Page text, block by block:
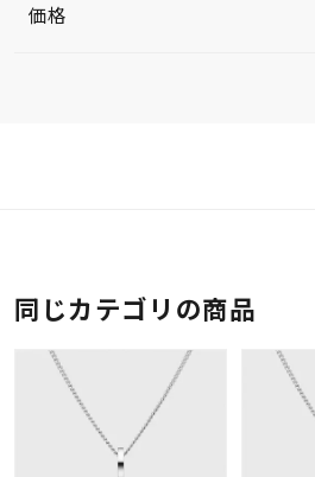
価格
同じカテゴリの商品